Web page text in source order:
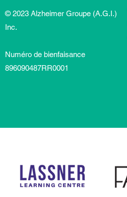
© 2023 Alzheimer Groupe (A.G.I.)
Inc.
Numéro de bienfaisance
896090487RR0001